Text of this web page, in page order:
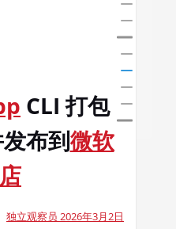
CLI 打包
布到微软
独立观察员 2026年3月2日